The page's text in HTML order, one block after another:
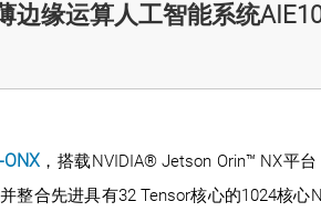
缘运算人工智能系统
，搭载NVIDIA® Jetson Orin™ NX平
整合先进具有32 Tensor核心的1024核心